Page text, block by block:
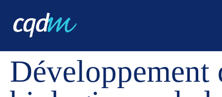
CQDM NOUVELLES ET ÉVÉNEMENTS